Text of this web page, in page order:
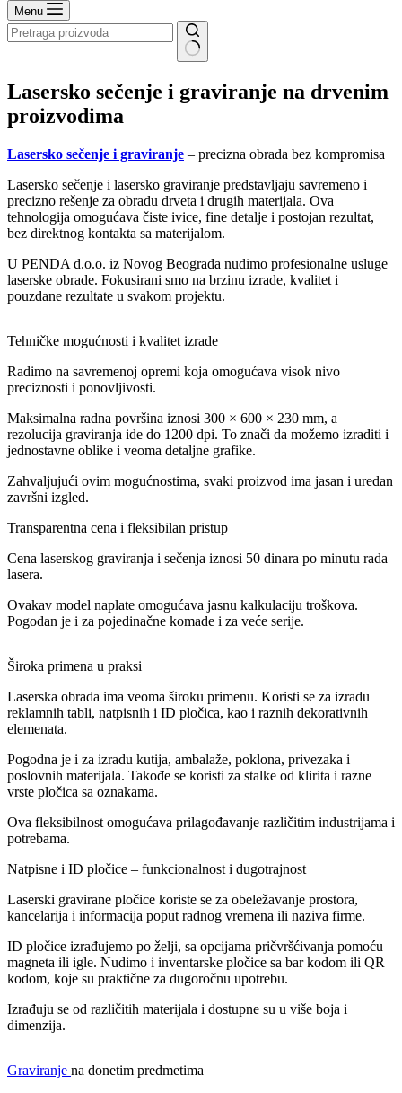
Menu
results
Lasersko sečenje i graviranje na drvenim
proizvodima
Lasersko sečenje i graviranje – precizna obrada bez kompromisa
Lasersko sečenje i lasersko graviranje predstavljaju savremeno i
precizno rešenje za obradu drveta i drugih materijala. Ova
tehnologija omogućava čiste ivice, fine detalje i postojan rezultat,
bez direktnog kontakta sa materijalom.
U PENDA d.o.o. iz Novog Beograda nudimo profesionalne usluge
laserske obrade. Fokusirani smo na brzinu izrade, kvalitet i
pouzdane rezultate u svakom projektu.
Tehničke mogućnosti i kvalitet izrade
Radimo na savremenoj opremi koja omogućava visok nivo
preciznosti i ponovljivosti.
Maksimalna radna površina iznosi 300 × 600 × 230 mm, a
rezolucija graviranja ide do 1200 dpi. To znači da možemo izraditi i
jednostavne oblike i veoma detaljne grafike.
Zahvaljujući ovim mogućnostima, svaki proizvod ima jasan i uredan
završni izgled.
Transparentna cena i fleksibilan pristup
Cena laserskog graviranja i sečenja iznosi 50 dinara po minutu rada
lasera.
Ovakav model naplate omogućava jasnu kalkulaciju troškova.
Pogodan je i za pojedinačne komade i za veće serije.
Široka primena u praksi
Laserska obrada ima veoma široku primenu. Koristi se za izradu
reklamnih tabli, natpisnih i ID pločica, kao i raznih dekorativnih
elemenata.
Pogodna je i za izradu kutija, ambalaže, poklona, privezaka i
poslovnih materijala. Takođe se koristi za stalke od klirita i razne
vrste pločica sa oznakama.
Ova fleksibilnost omogućava prilagođavanje različitim industrijama i
potrebama.
Natpisne i ID pločice – funkcionalnost i dugotrajnost
Laserski gravirane pločice koriste se za obeležavanje prostora,
kancelarija i informacija poput radnog vremena ili naziva firme.
ID pločice izrađujemo po želji, sa opcijama pričvršćivanja pomoću
magneta ili igle. Nudimo i inventarske pločice sa bar kodom ili QR
kodom, koje su praktične za dugoročnu upotrebu.
Izrađuju se od različitih materijala i dostupne su u više boja i
dimenzija.
Graviranje na donetim predmetima